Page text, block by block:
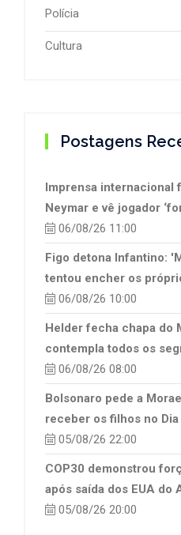
Polícia
Cultura
Postagens
Imprensa internacional
Neymar e vê jogador
06/08/26 11:00
Figo detona Infantino:
tentou encher os
06/08/26 10:00
Helder fecha chapa do
contempla todos os
06/08/26 08:00
Bolsonaro pede a
receber os filhos no Dia
05/08/26 22:00
COP30 demonstrou
após saída dos EUA do
05/08/26 20:00